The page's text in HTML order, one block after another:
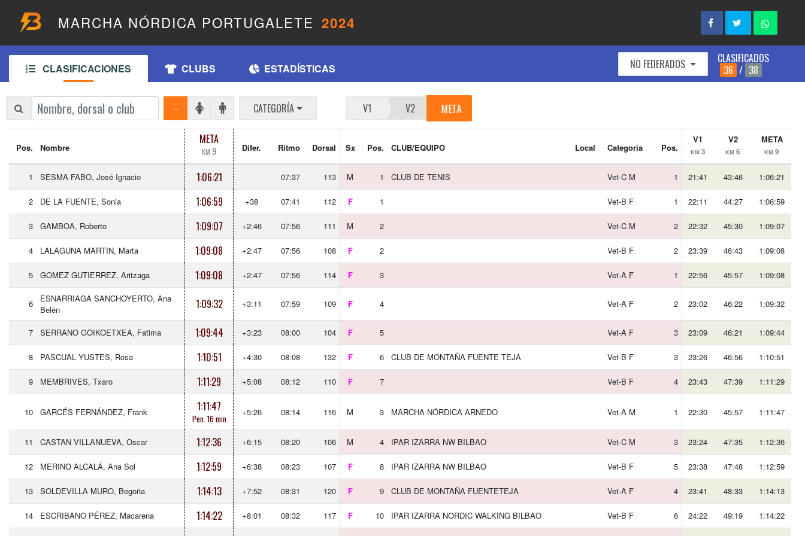
MARCHA NÓRDICA PORTUGALETE 2024
CLASIFICACIONES CLUBS ESTADÍSTICAS NO FEDERADOS
CLASIFICADOS
36 / 38
- CATEGORÍA V1 V2 META
Pos. Nombre
META
KM 9 Difer. Ritmo Dorsal Sx Pos. CLUB/EQUIPO Local Categoría Pos.
V1
KM 3
V2
KM 6
META
KM 9
1 SESMA FABO, José Ignacio 1:06:21 07:37 113 M 1 CLUB DE TENIS Vet-C M 1 21:41 43:46 1:06:21
2 DE LA FUENTE, Sonia 1:06:59 +38 07:41 112 F 1 Vet-B F 1 22:11 44:27 1:06:59
3 GAMBOA, Roberto 1:09:07 +2:46 07:56 111 M 2 Vet-C M 2 22:32 45:30 1:09:07
4 LALAGUNA MARTIN, Marta 1:09:08 +2:47 07:56 108 F 2 Vet-B F 2 23:39 46:43 1:09:08
5 GOMEZ GUTIERREZ, Aritzaga 1:09:08 +2:47 07:56 114 F 3 Vet-A F 1 22:56 45:57 1:09:08
6
ESNARRIAGA SANCHOYERTO, Ana
Belén
1:09:32 +3:11 07:59 109 F 4 Vet-A F 2 23:02 46:22 1:09:32
7 SERRANO GOIKOETXEA, Fatima 1:09:44 +3:23 08:00 104 F 5 Vet-A F 3 23:09 46:21 1:09:44
8 PASCUAL YUSTES, Rosa 1:10:51 +4:30 08:08 132 F 6 CLUB DE MONTAÑA FUENTE TEJA Vet-B F 3 23:26 46:56 1:10:51
9 MEMBRIVES, Txaro 1:11:29 +5:08 08:12 110 F 7 Vet-B F 4 23:43 47:39 1:11:29
10 GARCÉS FERNÁNDEZ, Frank 1:11:47
Pen. 16 min
+5:26 08:14 116 M 3 MARCHA NÓRDICA ARNEDO Vet-A M 1 22:30 45:57 1:11:47
11 CASTAN VILLANUEVA, Oscar 1:12:36 +6:15 08:20 106 M 4 IPAR IZARRA NW BILBAO Vet-C M 3 23:24 47:35 1:12:36
12 MERINO ALCALÁ, Ana Sol 1:12:59 +6:38 08:23 107 F 8 IPAR IZARRA NW BILBAO Vet-B F 5 23:38 47:48 1:12:59
13 SOLDEVILLA MURO, Begoña 1:14:13 +7:52 08:31 120 F 9 CLUB DE MONTAÑA FUENTETEJA Vet-A F 4 23:41 48:33 1:14:13
14 ESCRIBANO PÉREZ, Macarena 1:14:22 +8:01 08:32 117 F 10 IPAR IZARRA NORDIC WALKING BILBAO Vet-B F 6 24:22 49:19 1:14:22